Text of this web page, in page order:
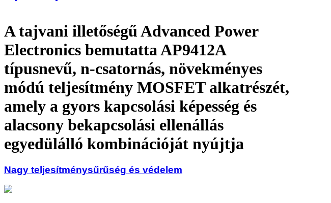
A tajvani illetőségű Advanced Power
Electronics bemutatta AP9412A
típusnevű, n-csatornás, növekményes
módú teljesítmény MOSFET alkatrészét,
amely a gyors kapcsolási képesség és
alacsony bekapcsolási ellenállás
egyedülálló kombinációját nyújtja
Nagy teljesítménysűrűség és védelem